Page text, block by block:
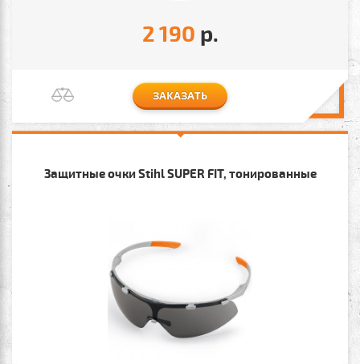
2 190 р.
ЗАКАЗАТЬ
Защитные очки Stihl SUPER FIT, тонированные